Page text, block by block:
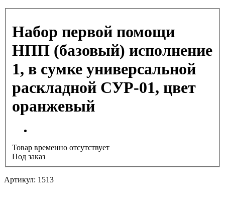
Набор первой помощи
НПП (базовый) исполнение
1, в сумке универсальной
раскладной СУР-01, цвет
оранжевый
Товар временно отсутствует
Под заказ
Артикул: 1513